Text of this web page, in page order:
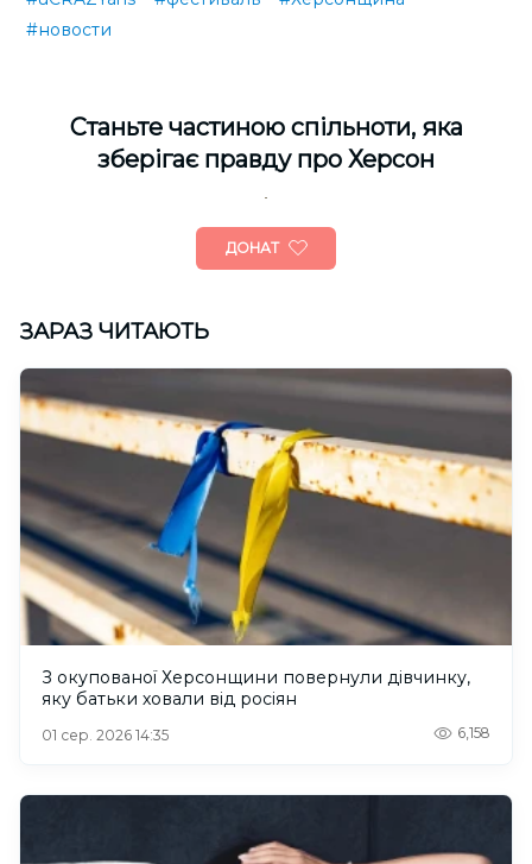
#новости
Cтаньте частиною спільноти, яка
зберігає правду про Херсон
ДОНАТ
ЗАРАЗ ЧИТАЮТЬ
З окупованої Херсонщини повернули дівчинку,
яку батьки ховали від росіян
01 сер. 2026 14:35 6,158